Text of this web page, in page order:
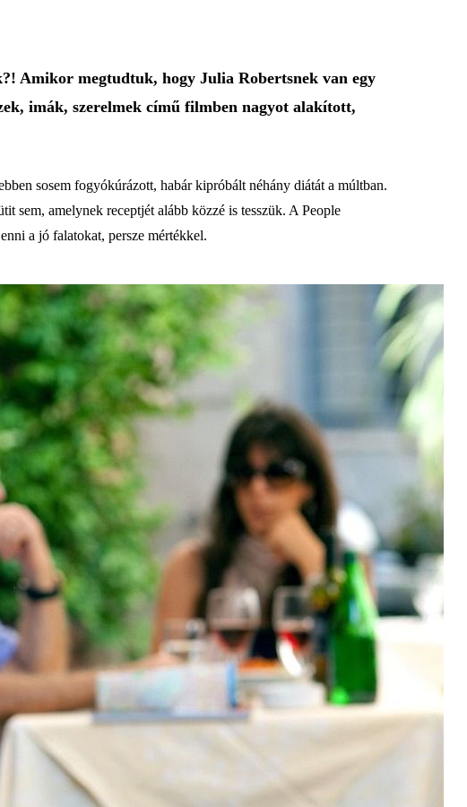
Amikor megtudtuk, hogy Julia Robertsnek van egy
imák, szerelmek című filmben nagyot alakított,
sosem fogyókúrázott, habár kipróbált néhány diátát a múltban.
sem, amelynek receptjét alább közzé is tesszük. A People
a jó falatokat, persze mértékkel.